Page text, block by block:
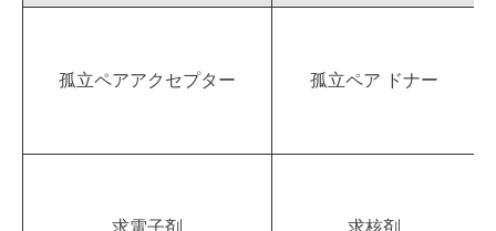
孤立ペアアクセプター 孤立ペア ドナー